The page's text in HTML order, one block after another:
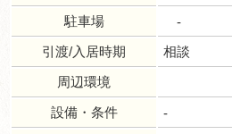
駐車場
-
引渡/入居時期
相談
周辺環境
設備・条件
-